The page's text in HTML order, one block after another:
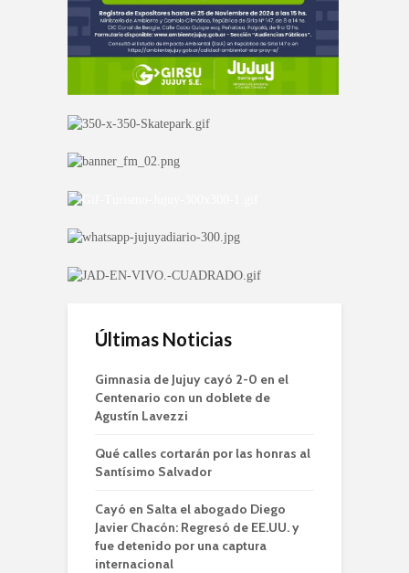
Últimas Noticias
Gimnasia de Jujuy cayó 2-0 en el
Centenario con un doblete de
Agustín Lavezzi
Qué calles cortarán por las honras al
Santísimo Salvador
Cayó en Salta el abogado Diego
Javier Chacón: Regresó de EE.UU. y
fue detenido por una captura
internacional